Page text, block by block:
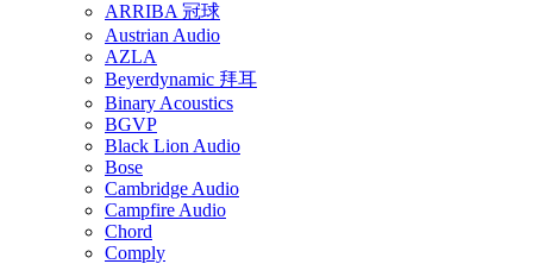
ARRIBA 冠球
Austrian Audio
AZLA
Beyerdynamic 拜耳
Binary Acoustics
BGVP
Black Lion Audio
Bose
Cambridge Audio
Campfire Audio
Chord
Comply